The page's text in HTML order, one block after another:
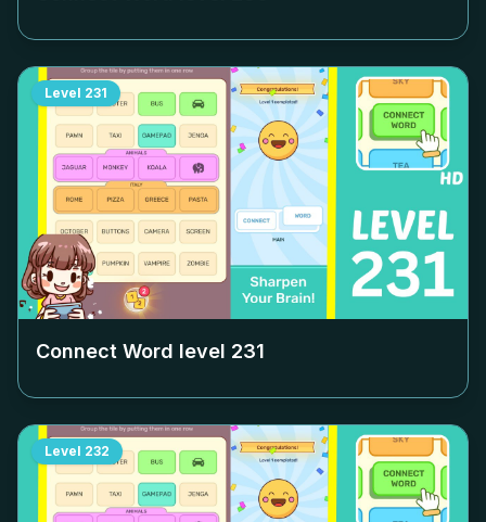
Level 231
Connect Word level 231
Level 232